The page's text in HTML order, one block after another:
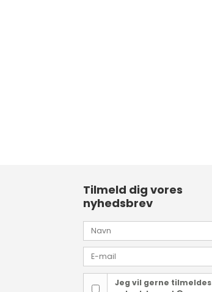
Tilmeld dig vores
nyhedsbrev
Jeg vil gerne tilmeldes